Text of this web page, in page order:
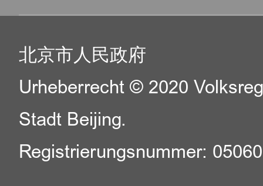
北京市人民政府
Urheberrecht © 2020
Stadt Beijing.
Registrierungsnummer: